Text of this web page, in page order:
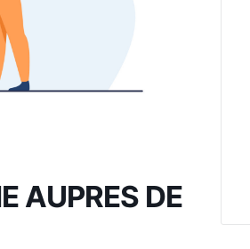
AUPRES DE